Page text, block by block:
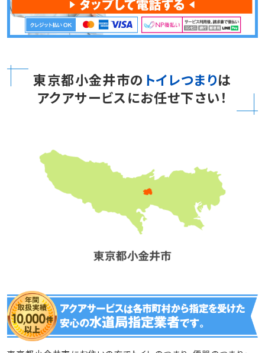
東京都小金井市の トイレつまりは
アクアサービスにお任せ下さい！